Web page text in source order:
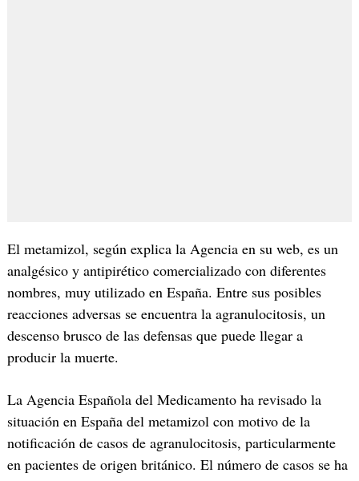
El metamizol, según explica la Agencia en su web, es un
analgésico y antipirético comercializado con diferentes
nombres, muy utilizado en España. Entre sus posibles
reacciones adversas se encuentra la agranulocitosis, un
descenso brusco de las defensas que puede llegar a
producir la muerte.
La Agencia Española del Medicamento ha revisado la
situación en España del metamizol con motivo de la
notificación de casos de agranulocitosis, particularmente
en pacientes de origen británico. El número de casos se ha